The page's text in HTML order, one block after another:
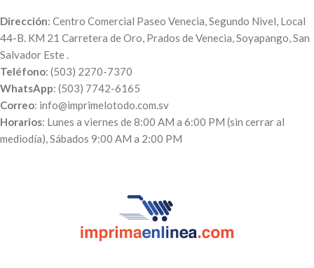
Dirección: Centro Comercial Paseo Venecia, Segundo Nivel, Local
44-B. KM 21 Carretera de Oro, Prados de Venecia, Soyapango, San
Salvador Este .
Teléfono: (503) 2270-7370
WhatsApp: (503) 7742-6165
Correo: info@imprimelotodo.com.sv
Horarios: Lunes a viernes de 8:00 AM a 6:00 PM (sin cerrar al
mediodía), Sábados 9:00 AM a 2:00 PM